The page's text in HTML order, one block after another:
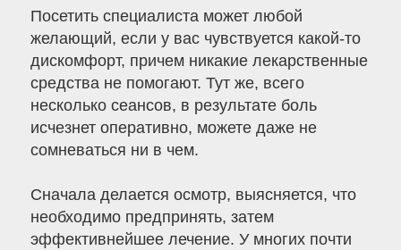
Посетить специалиста может любой
желающий, если у вас чувствуется какой-то
дискомфорт, причем никакие лекарственные
средства не помогают. Тут же, всего
несколько сеансов, в результате боль
исчезнет оперативно, можете даже не
сомневаться ни в чем.
Сначала делается осмотр, выясняется, что
необходимо предпринять, затем
эффективнейшее лечение. У многих почти